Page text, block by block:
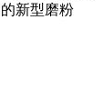
新型磨粉